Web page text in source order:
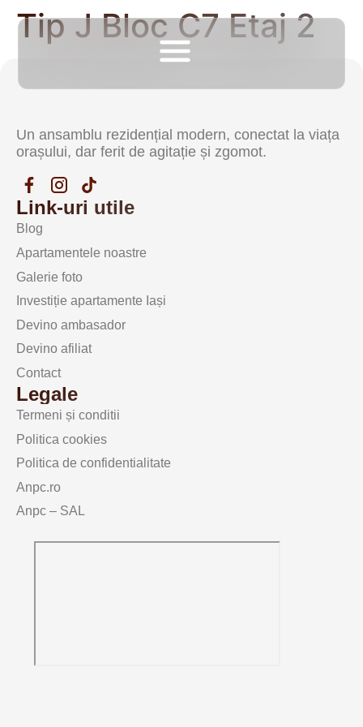
Tip J Bloc C7 Etaj 2
Un ansamblu rezidențial modern, conectat la viața
orașului, dar ferit de agitație și zgomot.
Link-uri utile
Blog
Apartamentele noastre
Galerie foto
Investiție apartamente Iași
Devino ambasador
Devino afiliat
Contact
Legale
Termeni și conditii
Politica cookies
Politica de confidentialitate
Anpc.ro
Anpc – SAL